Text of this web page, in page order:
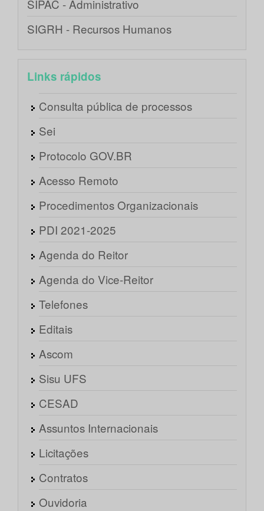
SIPAC - Administrativo
SIGRH - Recursos Humanos
Links rápidos
Consulta pública de processos
Sei
Protocolo GOV.BR
Acesso Remoto
Procedimentos Organizacionais
PDI 2021-2025
Agenda do Reitor
Agenda do Vice-Reitor
Telefones
Editais
Ascom
Sisu UFS
CESAD
Assuntos Internacionais
Licitações
Contratos
Ouvidoria